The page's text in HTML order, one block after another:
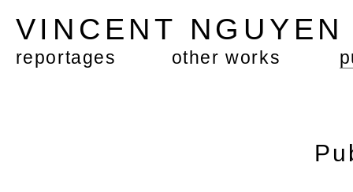
VINCENT
reportages other works